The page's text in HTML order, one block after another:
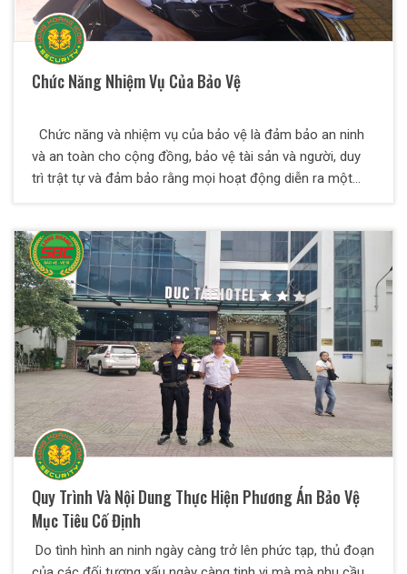
Chức Năng Nhiệm Vụ Của Bảo Vệ
Chức năng và nhiệm vụ của bảo vệ là đảm bảo an ninh
và an toàn cho cộng đồng, bảo vệ tài sản và người, duy
trì trật tự và đảm bảo rằng mọi hoạt động diễn ra một
nghiệp vụ an ninh là làm gì và một số yêu cầu đối với
nhân viên bảo vệ
Quy Trình Và Nội Dung Thực Hiện Phương Án Bảo Vệ
Mục Tiêu Cố Định
Do tình hình an ninh ngày càng trở lên phức tạp, thủ đoạn